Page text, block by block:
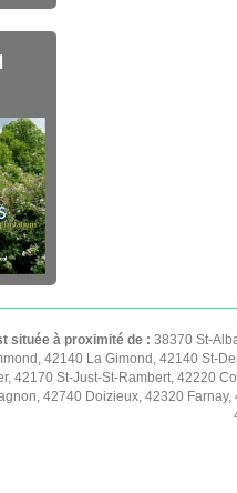
située à proximité de : 38370 St-
42140 La Gimond, 42140 St-
42170 St-Just-St-Rambert, 42220
42740 Doizieux, 42320